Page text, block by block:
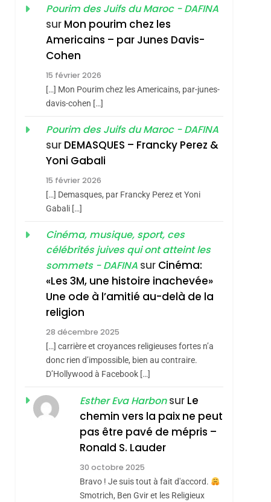
De Tadla Azilal
Consacrés Produits
Du Terroir
DAFINA MAROC
Oeil Ravageur –
2
Dis Guerre»: La
Nouvelle Chanson De
Boy George
ISRAÉL JUDAISME
Accords D’Isaac:
L’alliance Pourrait
S’étendre À 13 Pays
D’Amérique Latine
ISRAÉL JUDAISME
5
Meurtrière Selon Le
Rapport D’ADL
Contre
L’antisémitisme
FRANCE ISRAÉL
FIÈRE, DIGNE ET
RÉSILIENTE :
POURQUOI JE
REVENDIQUE MA
JUDAÏTE Par Thérèse
Zrihen-Dvir
ISRAÉL JUDAISME
CE QUI NOUS
MANQUE – Jacques
Hadida
JUDAISME
Pourim des Juifs du Maroc - DAFINA
sur Mon pourim chez les
Americains – par Junes Davis-
Cohen
15 février 2026
[…] Mon Pourim chez les Americains, par-junes-
davis-cohen […]
Pourim des Juifs du Maroc - DAFINA
sur DEMASQUES – Francky Perez &
Yoni Gabali
15 février 2026
[…] Demasques, par Francky Perez et Yoni
Gabali […]
Cinéma, musique, sport, ces
célébrités juives qui ont atteint les
sommets - DAFINA sur Cinéma:
«Les 3M, une histoire inachevée»
Une ode à l’amitié au-delà de la
religion
28 décembre 2025
[…] carrière et croyances religieuses fortes n’a
donc rien d’impossible, bien au contraire.
D’Hollywood à Facebook […]
Esther Eva Harbonsur Le
chemin vers la paix ne peut
pas être pavé de mépris –
Ronald S. Lauder
30 octobre 2025
Bravo ! Je suis tout à fait d'accord.
Smotrich, Ben Gvir et les Religieux